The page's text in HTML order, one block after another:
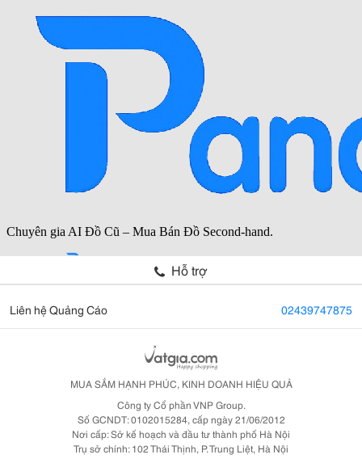
Hỗ trợ
Liên hệ Quảng Cáo 02439747875
MUA SẮM HẠNH PHÚC, KINH DOANH HIỆU QUẢ
Công ty Cổ phần VNP Group.
Số GCNDT: 0102015284, cấp ngày 21/06/2012
Nơi cấp: Sở kế hoạch và đầu tư thành phố Hà Nội
Trụ sở chính: 102 Thái Thịnh, P. Trung Liệt, Hà Nội